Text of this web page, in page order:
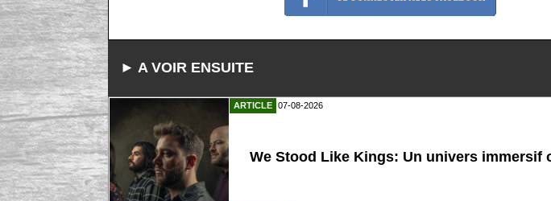
► A VOIR ENSUITE
ARTICLE 07-08-2026
We Stood Like Kings: Un univers immersif